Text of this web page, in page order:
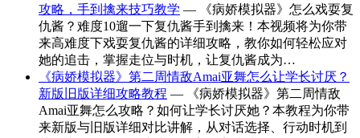
攻略，手到擒来技巧教学 — 《病娇模拟器》怎么戏耍复
仇酱？难度10遛一下复仇酱手到擒来！本视频将为你带
来高难度下戏耍复仇酱的详细攻略，教你如何轻松应对
她的追击，掌握走位与时机，让复仇酱成为…
《病娇模拟器》第二周情敌Amai亚舞怎么让学长讨厌？
新版旧版详细攻略教程 — 《病娇模拟器》第二周情敌
Amai亚舞怎么攻略？如何让学长讨厌她？本教程为你带
来新版与旧版详细对比讲解，从对话选择、行动时机到